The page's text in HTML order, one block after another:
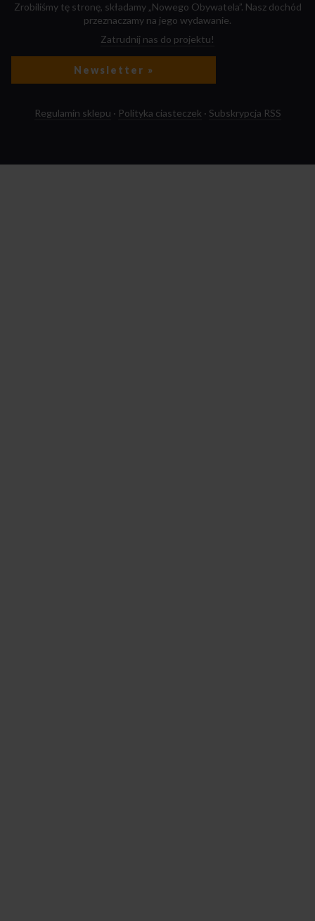
Zrobiliśmy tę stronę, składamy „Nowego Obywatela”. Nasz dochód
przeznaczamy na jego wydawanie.
Zatrudnij nas do projektu!
Newsletter »
Regulamin sklepu · Polityka ciasteczek · Subskrypcja RSS